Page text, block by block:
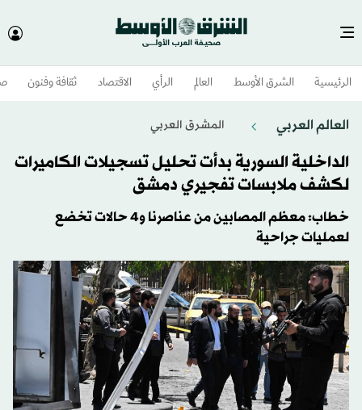
الرئيسية الشرق الأوسط​ العالم الرأي الاقتصاد ثقافة وفنون
العالم العربي المشرق العربي
الداخلية السورية بدأت تحليل تسجيلات الكاميرات
لكشف ملابسات تفجيري دمشق
خطاب: معظم المصابين من عناصرنا و4 حالات تخضع
لعمليات جراحية